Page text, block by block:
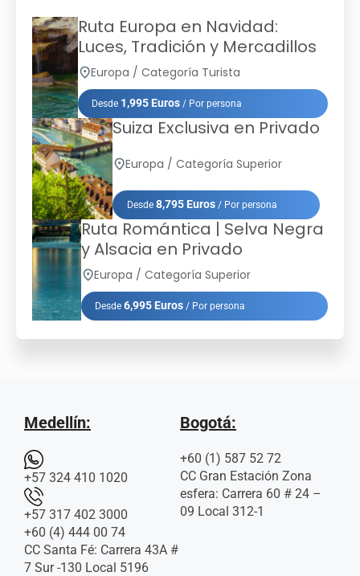
Ruta Europa en Navidad:
Luces, Tradición y Mercadillos
Europa / Categoría Turista
Desde 1,995 Euros / Por persona
Suiza Exclusiva en Privado
Europa / Categoría Superior
Desde8,795 Euros/ Por persona
Ruta Romántica | Selva Negra
y Alsacia en Privado
Europa / Categoría Superior
Desde 6,995 Euros / Por persona
Medellín:
+57 324 410 1020
+57 317 402 3000
+60 (4) 444 00 74
CC Santa Fé: Carrera 43A #
7 Sur -130 Local 5196
Bogotá:
+60 (1) 587 52 72
CC Gran Estación Zona
esfera: Carrera 60 # 24 –
09 Local 312-1